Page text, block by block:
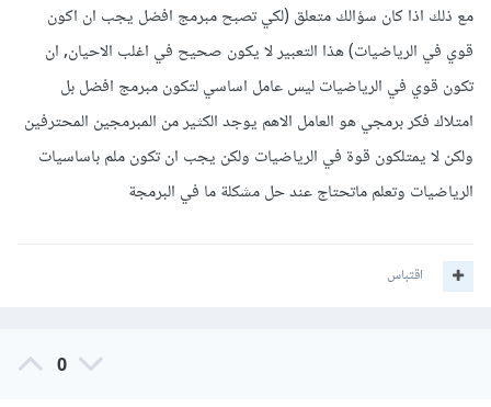
مع ذلك اذا كان سؤالك متعلق (لكي تصبح مبرمج افضل يجب ان اكون
قوي في الرياضيات) هذا التعبير لا يكون صحيح في اغلب الاحيان, ان
تكون قوي في الرياضيات ليس عامل اساسي لتكون مبرمج افضل بل
امتلاك فكر برمجي هو العامل الاهم يوجد الكثير من المبرمجين المحترفين
ولكن لا يمتلكون قوة في الرياضيات ولكن يجب ان تكون ملم باساسيات
الرياضيات وتعلم ماتحتاج عند حل مشكلة ما في البرمجة
اقتباس
0